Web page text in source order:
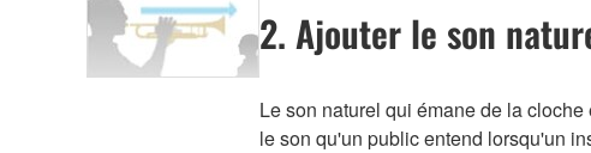
2. Ajouter le son
Le son naturel qui émane de la
le son qu'un public entend lorsqu'un